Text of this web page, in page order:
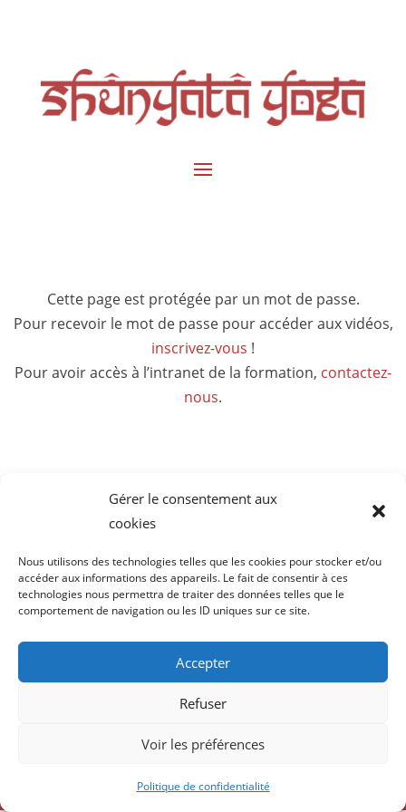
Gérer le consentement aux
cookies
Nous utilisons des technologies telles que les cookies pour stocker et/ou
accéder aux informations des appareils. Le fait de consentir à ces
technologies nous permettra de traiter des données telles que le
comportement de navigation ou les ID uniques sur ce site.
Accepter
Refuser
Voir les préférences
Politique de confidentialité
Cette page est protégée par un mot de passe.
Pour recevoir le mot de passe pour accéder aux vidéos,
inscrivez-vous !
Pour avoir accès à l’intranet de la formation, contactez-
nous.
Mot de passe protégé
dessous:
Réalisation :sur mesure concept